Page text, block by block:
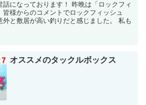
になっております！ 昨晩は「ロックフィ
皆様からのコメントでロックフィッシュ
外と敷居が高い釣りだと感じました。 私も
オススメのタックルボックス